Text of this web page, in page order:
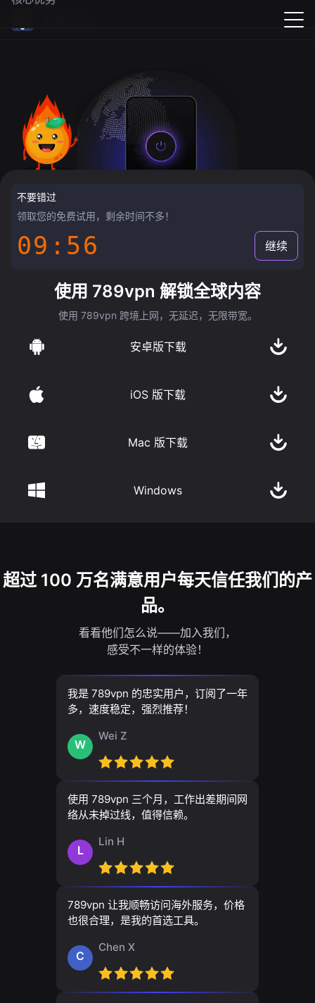
不要错过
领取您的免费试用，剩余时间不多！
09:55 继续
使用 789vpn 解锁全球内容
使用 789vpn 跨境上网，无延迟，无限带宽。
安卓版下载
iOS 版下载
Mac 版下载
Windows
超过 100 万名满意用户每天信任我们的产
品。
看看他们怎么说——加入我们，
感受不一样的体验！
我是 789vpn 的忠实用户，订阅了一年
多，速度稳定，强烈推荐！
W
Wei Z
使用 789vpn 三个月，工作出差期间网
络从未掉过线，值得信赖。
L
Lin H
789vpn 让我顺畅访问海外服务，价格
也很合理，是我的首选工具。
C
Chen X